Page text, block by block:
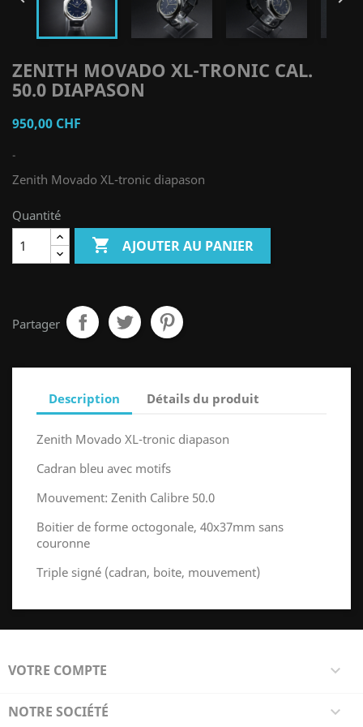
ZENITH MOVADO XL-TRONIC CAL.
50.0 DIAPASON
950,00 CHF
-
Zenith Movado XL-tronic diapason
Quantité
 AJOUTER AU PANIER
Partager
Description Détails du produit
Zenith Movado XL-tronic diapason
Cadran bleu avec motifs
Mouvement: Zenith Calibre 50.0
Boitier de forme octogonale, 40x37mm sans
couronne
Triple signé (cadran, boite, mouvement)
VOTRE COMPTE 
NOTRE SOCIÉTÉ 